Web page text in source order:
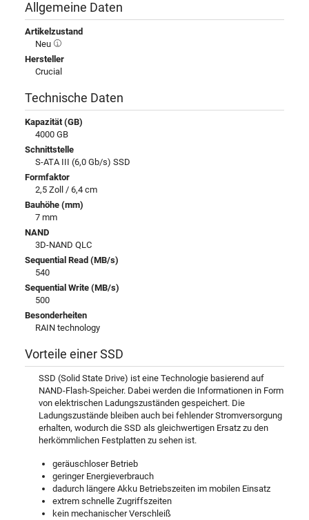
Allgemeine Daten
Artikelzustand
Neu
Hersteller
Crucial
Technische Daten
Kapazität (GB)
4000 GB
Schnittstelle
S-ATA III (6,0 Gb/s) SSD
Formfaktor
2,5 Zoll / 6,4 cm
Bauhöhe (mm)
7 mm
NAND
3D-NAND QLC
Sequential Read (MB/s)
540
Sequential Write (MB/s)
500
Besonderheiten
RAIN technology
Vorteile einer SSD
SSD (Solid State Drive) ist eine Technologie basierend auf
NAND-Flash-Speicher. Dabei werden die Informationen in Form
von elektrischen Ladungszuständen gespeichert. Die
Ladungszustände bleiben auch bei fehlender Stromversorgung
erhalten, wodurch die SSD als gleichwertigen Ersatz zu den
herkömmlichen Festplatten zu sehen ist.
geräuschloser Betrieb
geringer Energieverbrauch
dadurch längere Akku Betriebszeiten im mobilen Einsatz
extrem schnelle Zugriffszeiten
kein mechanischer Verschleiß